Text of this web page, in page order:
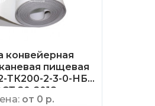
конвейерная
пищевая
ТК200-2-3-0-НБ
20-2018
от 0 р.